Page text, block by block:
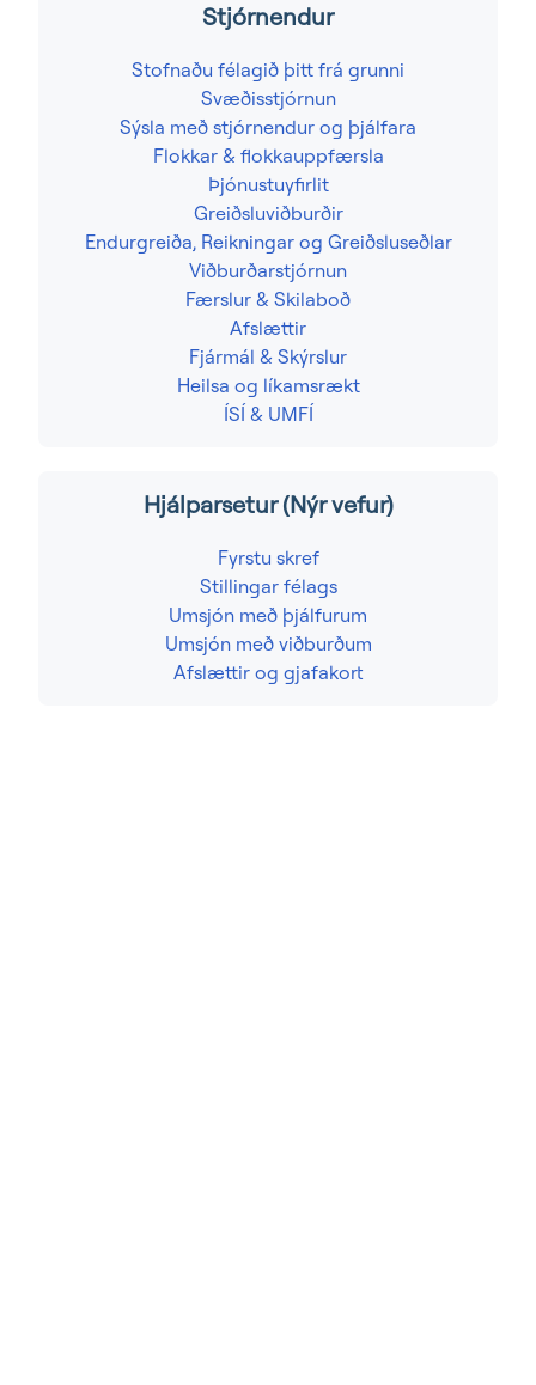
Stjórnendur
Stofnaðu félagið þitt frá grunni
Svæðisstjórnun
Sýsla með stjórnendur og þjálfara
Flokkar & flokkauppfærsla
Þjónustuyfirlit
Greiðsluviðburðir
Endurgreiða, Reikningar og Greiðsluseðlar
Viðburðarstjórnun
Færslur & Skilaboð
Afslættir
Fjármál & Skýrslur
Heilsa og líkamsrækt
ÍSÍ & UMFÍ
Hjálparsetur (Nýr vefur)
Fyrstu skref
Stillingar félags
Umsjón með þjálfurum
Umsjón með viðburðum
Afslættir og gjafakort